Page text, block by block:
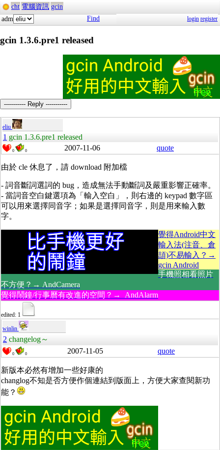
cht 電腦資訊 gcin
adm
Find login register
gcin 1.3.6.pre1 released
----------- Reply -----------
eliu
1 gcin 1.3.6.pre1 released
0 0 2007-11-06 quote
由於 cle 休息了，請 download 附加檔
- 詞音斷詞選詞的 bug，造成無法手動斷詞及嚴重影響正確率。
- 當詞音空白鍵選項為「輸入空白」，則右邊的 keypad 數字區
可以用來選擇同音字；如果是選擇同音字，則是用來輸入數
字。
覺得Android中文
輸入法(注音、倉
頡)不易輸入？→
gcin Android
手機照相看照片
不方便？→ AndCamera
覺得鬧鐘/行事曆有改進的空間？→ AndAlarm
edited: 1
winlin
2 changelog～
0 0 2007-11-05 quote
新版本必然有增加一些好康的
changlog不知是否方便作個連結到版面上，方便大家查閱新功
能？